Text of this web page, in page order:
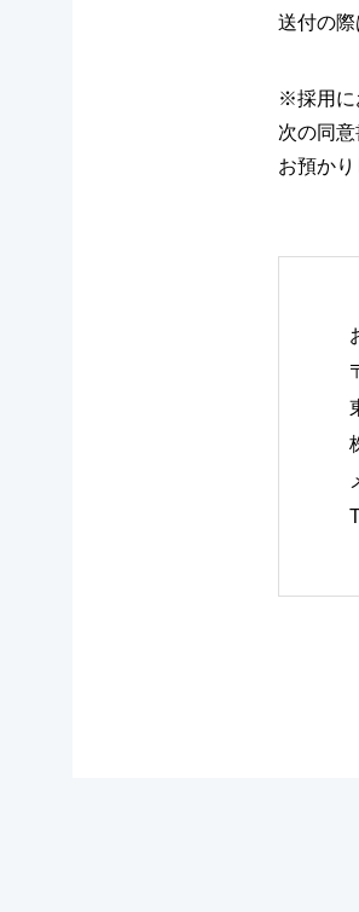
送付の
※採用に
次の同
お預か